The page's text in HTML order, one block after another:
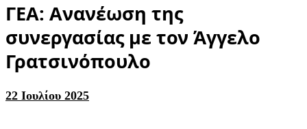
ΓΕΑ: Ανανέωση της
συνεργασίας με τον Άγγελο
Γρατσινόπουλο
22 Ιουλίου 2025